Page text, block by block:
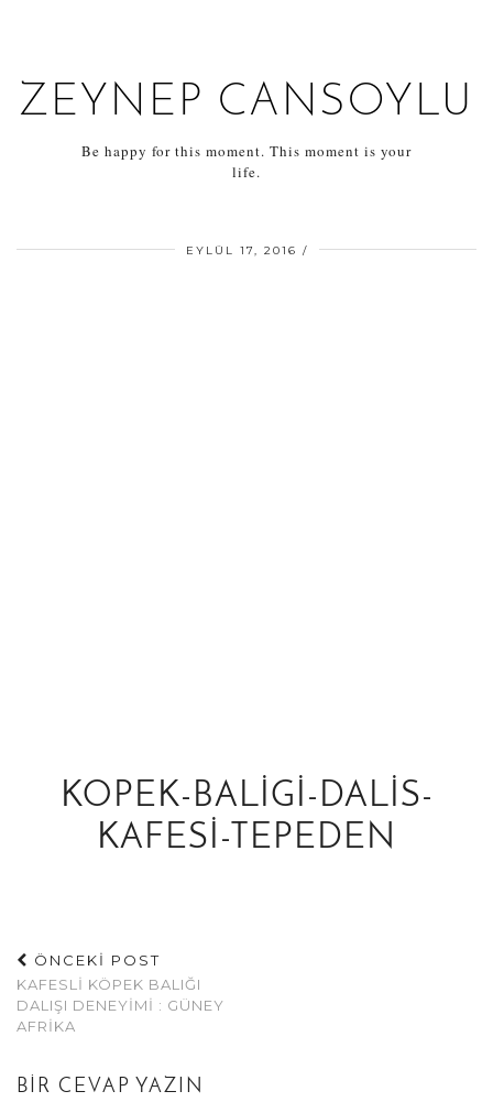
ZEYNEP CANSOYLU
Be happy for this moment. This moment is your
life.
EYLÜL 17, 2016
KOPEK-BALIGI-DALIS-
KAFESI-TEPEDEN
ÖNCEKİ POST
KAFESLI KÖPEK BALIĞI
DALIŞI DENEYIMI : GÜNEY
AFRIKA
BIR CEVAP YAZIN